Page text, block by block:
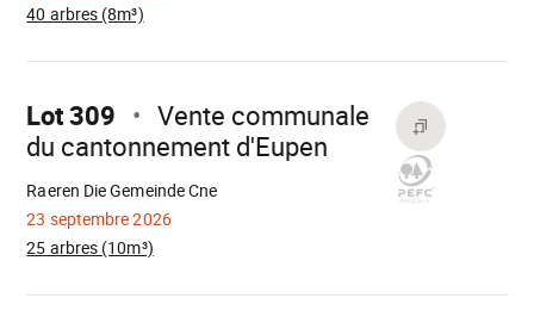
40 arbres (8m³)
Aller
Lot 309
Vente communale
du cantonnement d'Eupen
23 septembre 2026
Raeren Die Gemeinde Cne
25 arbres (10m³)
Chargement
Aller